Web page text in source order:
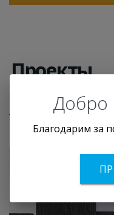
Проекты
Показано 12 из 143
Добро
Благодарим за